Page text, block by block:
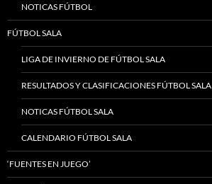
NOTICAS FÚTBOL
FÚTBOL SALA
LIGA DE INVIERNO DE FÚTBOL SALA
RESULTADOS Y CLASIFICACIONES FÚTBOL SALA
NOTICAS FÚTBOL SALA
CALENDARIO FÚTBOL SALA
‘FUENTES EN JUEGO’